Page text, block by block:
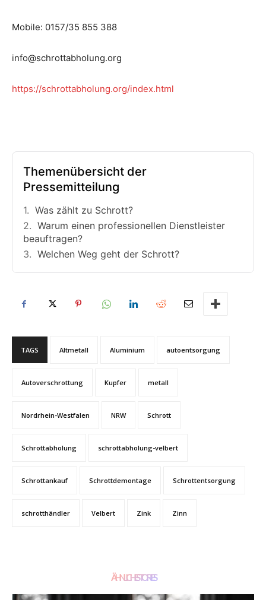
Mobile: 0157/35 855 388
info@schrottabholung.org
https://schrottabholung.org/index.html
Themenübersicht der
Pressemitteilung
Was zählt zu Schrott?
Warum einen professionellen Dienstleister
beauftragen?
Welchen Weg geht der Schrott?
TAGS Altmetall Aluminium autoentsorgung
Autoverschrottung Kupfer metall
Nordrhein-Westfalen NRW Schrott
Schrottabholung schrottabholung-velbert
Schrottankauf Schrottdemontage Schrottentsorgung
schrotthändler Velbert Zink Zinn
ÄHNLICHE STORIES